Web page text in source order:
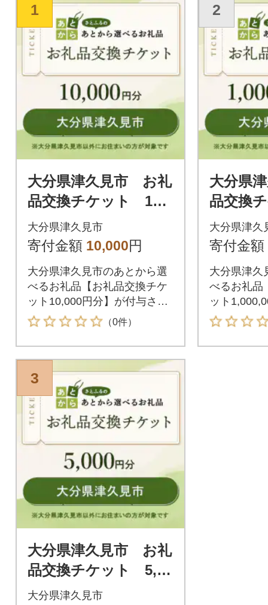
1
大分県津久見市 お礼
品交換チケット 10,0
00円分
大分県津久見市
寄付金額 10,000円
大分県津久見市のあとから選
べるお礼品【お礼品交換チケ
ット10,000円分】が付与され
ます。付与されたお礼品交換
チケットは大分県津久見市が
指定するお礼品と交換が可能
です。
（0件）
2
大分県
品交換
0,000円
大分県津久
寄付金額
大分県津久
べるお礼品
ット
れます。付
換チケット
が指定する
3
大分県津久見市 お礼
品交換チケット 5,00
0円分
大分県津久見市